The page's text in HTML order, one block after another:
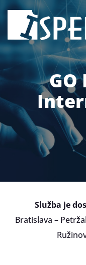
GO
Služba je
Bratislava –